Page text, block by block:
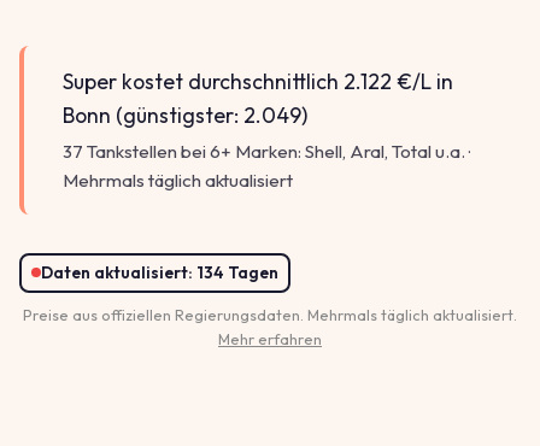
Super kostet durchschnittlich 2.122 €/L in
Bonn (günstigster: 2.049)
37 Tankstellen bei 6+ Marken: Shell, Aral, Total u.a. ·
Mehrmals täglich aktualisiert
Daten aktualisiert: 134 Tagen
Preise aus offiziellen Regierungsdaten. Mehrmals täglich aktualisiert.
Mehr erfahren